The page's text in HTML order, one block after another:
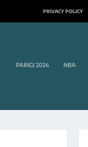
PRIVACY POLICY
PARIGI 2024 NBA